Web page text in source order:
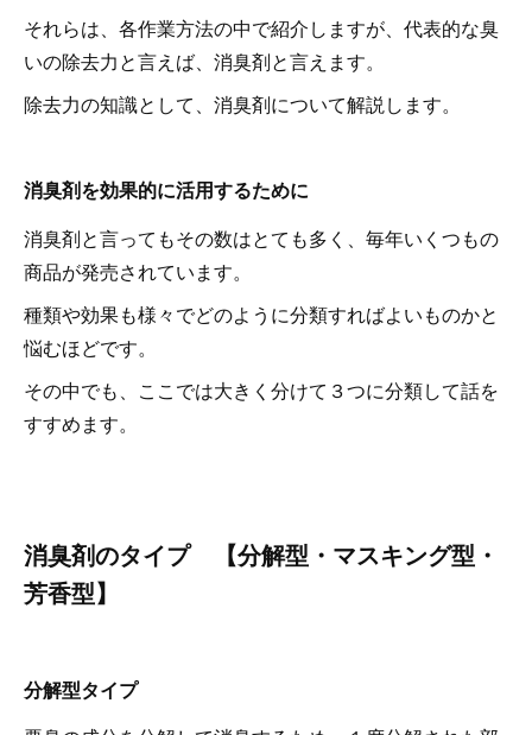
それらは、各作業方法の中で紹介しますが、代表的な臭
いの除去力と言えば、消臭剤と言えます。
除去力の知識として、消臭剤について解説します。
消臭剤を効果的に活用するために
消臭剤と言ってもその数はとても多く、毎年いくつもの
商品が発売されています。
種類や効果も様々でどのように分類すればよいものかと
悩むほどです。
その中でも、ここでは大きく分けて３つに分類して話を
すすめます。
消臭剤のタイプ 【分解型・マスキング型・
芳香型】
分解型タイプ